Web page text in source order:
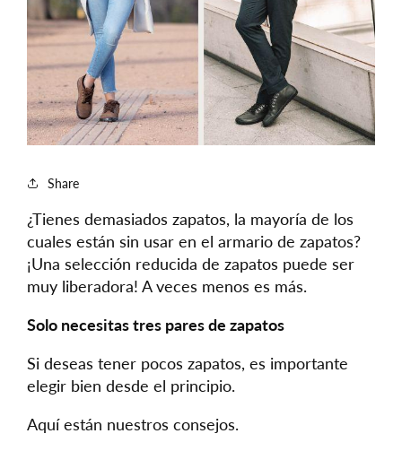
Share
¿Tienes demasiados zapatos, la mayoría de los
cuales están sin usar en el armario de zapatos?
¡Una selección reducida de zapatos puede ser
muy liberadora! A veces menos es más.
Solo necesitas tres pares de zapatos
Si deseas tener pocos zapatos, es importante
elegir bien desde el principio.
Aquí están nuestros consejos.